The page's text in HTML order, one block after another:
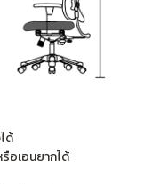
ด้
อเอนยากได้